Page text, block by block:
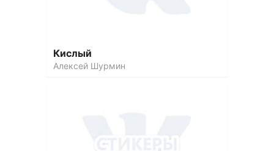
Кислый
Алексей Шурмин